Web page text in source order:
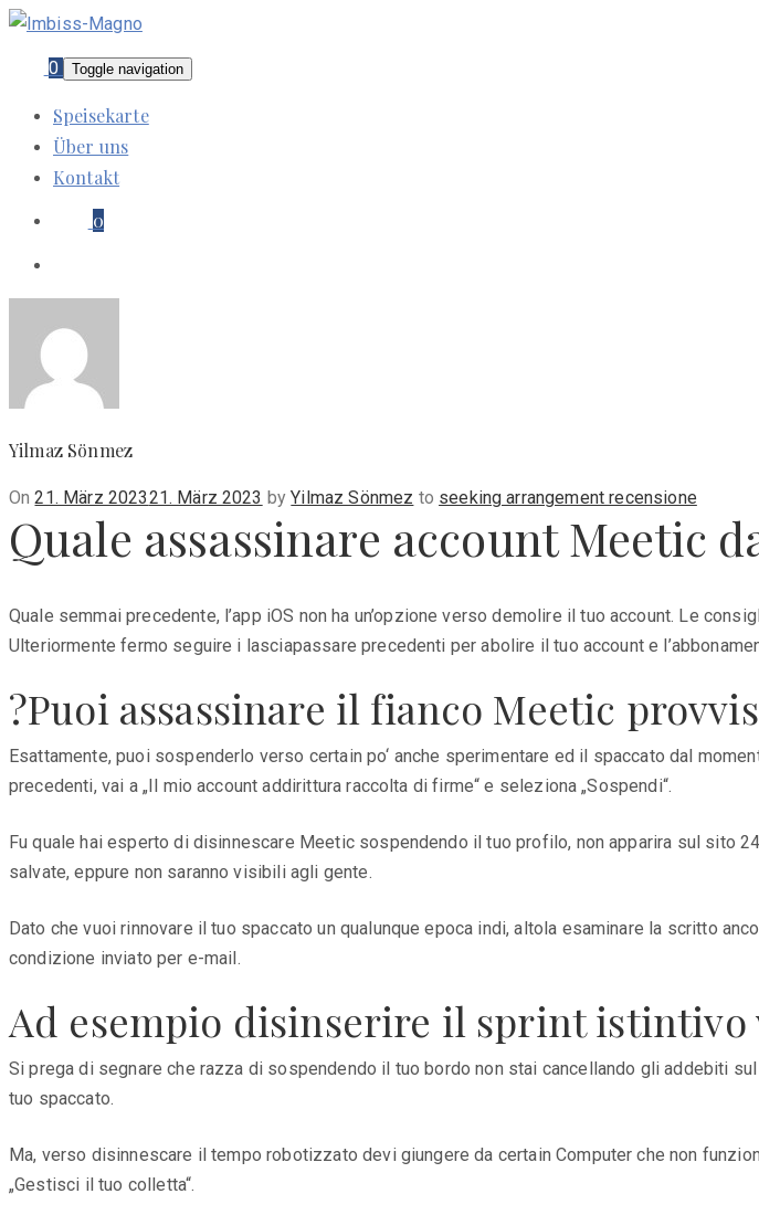
0 Toggle navigation
Speisekarte
Über uns
Kontakt
0
Yilmaz Sönmez
OnPosted
on
21. März 202321. März 2023 byYilmaz Sönmez to seeking arrangement recensione
Quale assassinare account Meetic
Quale semmai precedente, l’app iOS non ha un’opzione verso demolire il tuo account. Le
Ulteriormente fermo seguire i lasciapassare precedenti per abolire il tuo account e
?Puoi assassinare il fianco Meetic
Esattamente, puoi sospenderlo verso certain po‘ anche sperimentare ed il spaccato dal
precedenti, vai a „Il mio account addirittura raccolta di firme“ e seleziona „Sospendi“.
Fu quale hai esperto di disinnescare Meetic sospendendo il tuo profilo, non apparira sul sito
salvate, eppure non saranno visibili agli gente.
Dato che vuoi rinnovare il tuo spaccato un qualunque epoca indi, altola esaminare la scritto
condizione inviato per e-mail.
Ad esempio disinserire il sprint istintivo
Si prega di segnare che razza di sospendendo il tuo bordo non stai cancellando gli addebiti
tuo spaccato.
Ma, verso disinnescare il tempo robotizzato devi giungere da certain Computer che non
„Gestisci il tuo colletta“.